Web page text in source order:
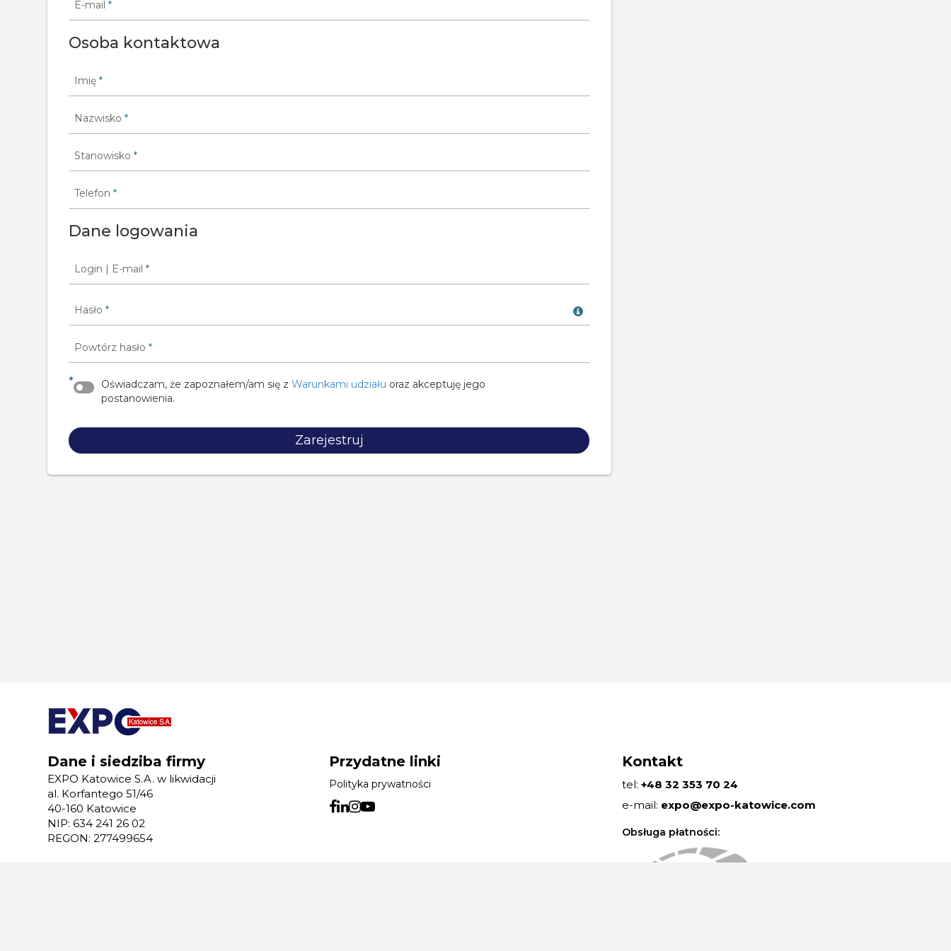
E-mail *
Osoba kontaktowa
Imię *
Nazwisko *
Stanowisko *
Telefon *
Dane logowania
Login | E-mail *
Hasło *
Powtórz hasło *
* Oświadczam, że zapoznałem/am się z Warunkami udziału oraz akceptuję jego
postanowienia.
Dane i siedziba firmy
EXPO Katowice S.A. w likwidacji
al. Korfantego 51/46
40-160 Katowice
NIP: 634 241 26 02
REGON: 277499654
Przydatne linki
Polityka prywatności
Kontakt
tel: +48 32 353 70 24
e-mail: expo@expo-katowice.com
Obsługa płatności: